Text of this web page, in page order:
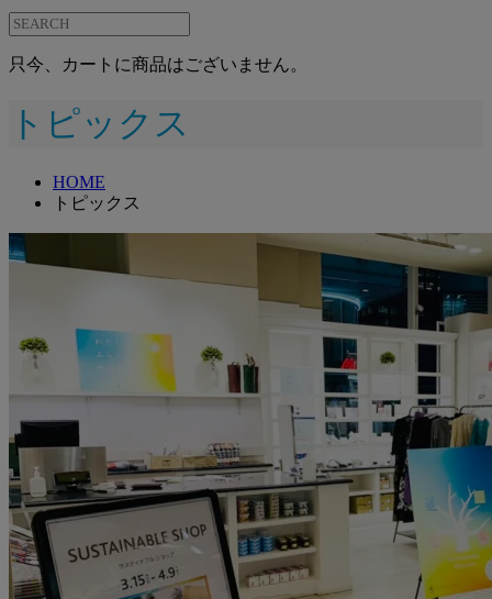
只今、カートに商品はございません。
トピックス
HOME
トピックス